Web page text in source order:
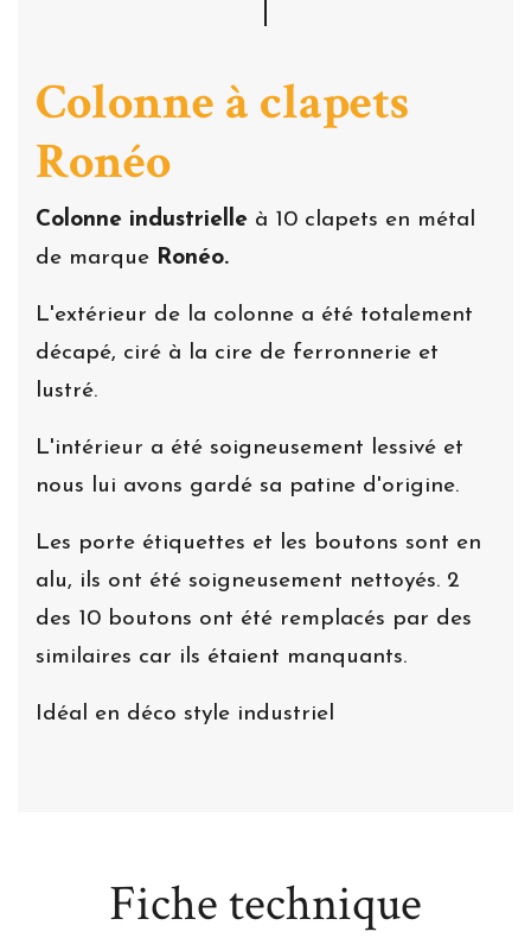
Colonne à clapets
Ronéo
Colonne industrielle à 10 clapets en métal
de marque Ronéo.
L'extérieur de la colonne a été totalement
décapé, ciré à la cire de ferronnerie et
lustré.
L'intérieur a été soigneusement lessivé et
nous lui avons gardé sa patine d'origine.
Les porte étiquettes et les boutons sont en
alu, ils ont été soigneusement nettoyés. 2
des 10 boutons ont été remplacés par des
similaires car ils étaient manquants.
Idéal en déco style industriel
Fiche technique